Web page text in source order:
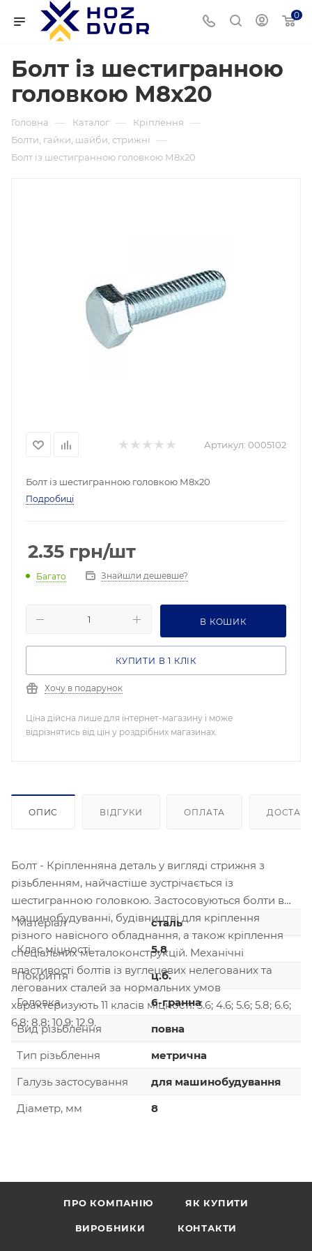
0
Болт із шестигранною
головкою М8х20
Головна — Каталог — Кріплення —
Болти, гайки, шайби, стрижні —
Болт із шестигранною головкою М8х20
Артикул: 0005102
Болт із шестигранною головкою М8х20
Подробиці
2.35 грн/шт
Багато Знайшли дешевше?
В КОШИК
КУПИТИ В 1 КЛІК
Хочу в подарунок
Ціна дійсна лише для інтернет-магазину і може
відрізнятись від цін у роздрібних магазинах.
ОПИС ВІДГУКИ ОПЛАТА
Болт - Кріпленняна деталь у вигляді стрижня з
різьбленням, найчастіше зустрічається із
шестигранною головкою. Застосовуються болти в
машинобудуванні, будівництві для кріплення
різного навісного обладнання, а також кріплення
спеціальних металоконструкцій. Механічні
властивості болтів із вуглецевих нелегованих та
легованих сталей за нормальних умов
характеризують 11 класів міцності: 3.6; 4.6; 5.6; 5.8; 6.6;
6.8; 8.8; 10.9; 12.9.
Матеріал
сталь
Клас міцності
5.8
Покриття
ц.б.
Головка
6-гранна
Вид різьблення
повна
Тип різьблення
метрична
Галузь застосування
для машинобудування
Діаметр, мм
8
ПРО КОМПАНІЮ ЯК КУПИТИ
ВИРОБНИКИ КОНТАКТИ